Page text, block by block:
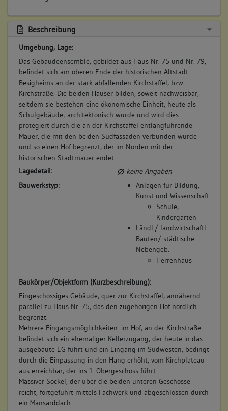
und vor wenig Jahren gegen der Kirchen hinauß ein new
Gebew daran gestoßen, und gebawt worden". (BHB)
Betroffene Gebäudeteile:
keine
7. Bauphase:
(1601)
Das Anwesen wird verkauft an den Stadtschreiber Jacob
Greis. Nach dem Lagerbuch der Vogtei zinst Stadtschreiber
"Jacob Greys ußer seinem Hauß, Hofraithen, Scheuren, und
Gärtlin, zwischen Ihm selbsten, und der Allmend einerseits,
und anderseits dem Schulhauß und dem Kyrchhoff gelegen,
stoßt vornen an die Allmend, und hinden an die
Stattmauren". Außerdem besitzt er direkt unterhalb eine
"Hoffraithen, darauff ein Häußlin vor diesem gestanden ...
zwischen Marx Eisenkrämers Garten, und Ihm,
(1742)
Das Soelchow'sche Anwesen wird verkauft an Expeditionsrat
Victor Stephan Essich, Untervogt und Geistlicher Verwalter zu
Besigheim: "Eine Behaußung, samt einem Anbau, Scheuren
und darunter befindlichen Keller, Hofraithin, und dreyen
Gärtten, alß einen in dem Hoff, einen hinter der Scheuren,
und einen vor dem Hauße auf dem Kirchhoff, alles
beyeinander, in einem Bezürckh ligend, einerseits an dem
Schulhauß, und der genannten Gaßen, andererseits der
Stattmauren gelegen ...". (BHB)
Betroffene Gebäudeteile:
kauft von Spellenberger
Beschreibung:
Amtsbehausung
Beruf / Amt / Titel:
keiner
Betroffene Gebäudeteile:
keine
8. Besitzer:in:
(1713 - 1715)
Rohrauer, Hermann
Bemerkung Familie:
9. Besitzer:in:
(1715 - 1730)
Hosch, NN
Bemerkung Familie:
Bemerkung Besitz:
kauft
Beschreibung:
Amtsbehausung
Beruf / Amt / Titel:
Beschreibung
Umgebung, Lage:
Das Gebäudeensemble, gebildet aus Haus Nr. 75 und Nr. 79,
befindet sich am oberen Ende der historischen Altstadt
Besigheims an der stark abfallenden Kirchstaffel, bzw.
Kirchstraße. Die beiden Häuser bilden, soweit nachweisbar,
seitdem sie bestehen eine ökonomische Einheit, heute als
Schulgebäude; architektonisch wurde und wird dies
protegiert durch die an der Kirchstaffel entlangführende
Mauer, die mit den beiden Südfassaden verbunden wurde
und so einen Hof begrenzt, der im Norden mit der
historischen Stadtmauer endet.
Lagedetail:
keine Angaben
Bauwerkstyp:
Anlagen für Bildung,
Kunst und Wissenschaft
Schule,
Kindergarten
Ländl./ landwirtschaftl.
Bauten/ städtische
Nebengeb.
Herrenhaus
Baukörper/Objektform (Kurzbeschreibung):
Eingeschossiges Gebäude, quer zur Kirchstaffel, annähernd
parallel zu Haus Nr. 75, das den zugehörigen Hof nördlich
begrenzt.
Mehrere Eingangsmöglichkeiten: im Hof, an der Kirchstraße
befindet sich ein ehemaliger Kellerzugang, der heute in das
ausgebaute EG führt und ein Eingang im Südwesten, bedingt
durch die Einpassung in den Hang erhöht, vom Kirchplateau
aus erreichbar, der ins 1. Obergeschoss führt.
Massiver Sockel, der über die beiden unteren Geschosse
reicht, fortgeführt mittels Fachwerk und abgeschlossen durch
ein Mansarddach.